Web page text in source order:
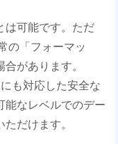
は可能です。ただ
の「フォーマッ
があります。
も対応した安全な
能なレベルでのデー
だけます。